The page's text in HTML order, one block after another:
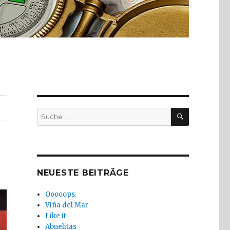
Suche
nach:
SUCHE
NEUESTE BEITRÄGE
Ooooops.
Viña del Mar
Like it
Abuelitas